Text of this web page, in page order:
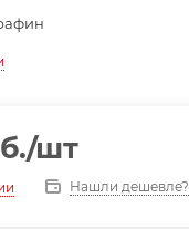
/шт
Нашли дешевле?